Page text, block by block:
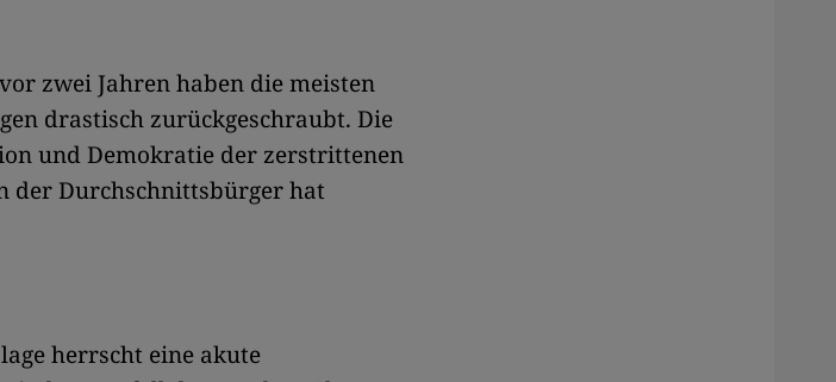
zwei Jahren haben die meisten
drastisch zurückgeschraubt. Die
und Demokratie der zerstrittenen
der Durchschnittsbürger hat
herrscht eine akute